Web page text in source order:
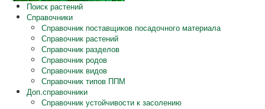
Поиск растений
Справочники
Справочник поставщиков посадочного материала
Справочник растений
Справочник разделов
Справочник родов
Справочник видов
Справочник типов ППМ
Доп.справочники
Справочник устойчивости к засолению